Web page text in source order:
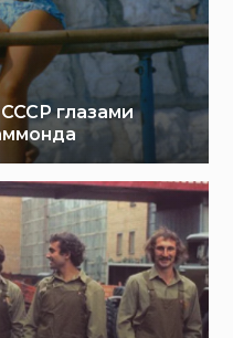
глазами